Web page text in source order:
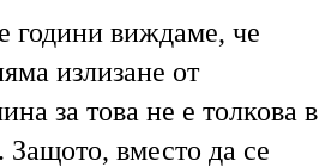
години виждаме, че
излизане от
за това не е толкова в
Защото, вместо да се